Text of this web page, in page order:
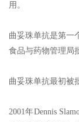
用。
曲妥珠单抗是第一
食品与药物管理局
曲妥珠单抗最初被
2001年Dennis